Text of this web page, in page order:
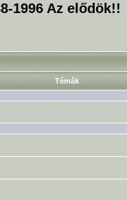
1996 Az elődök!!
Témák